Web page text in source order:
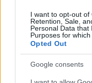
I want to opt-out of
Retention, Sale,
Personal Data that
Purposes for which
Opted Out
Google consents